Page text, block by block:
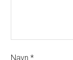
Navn*